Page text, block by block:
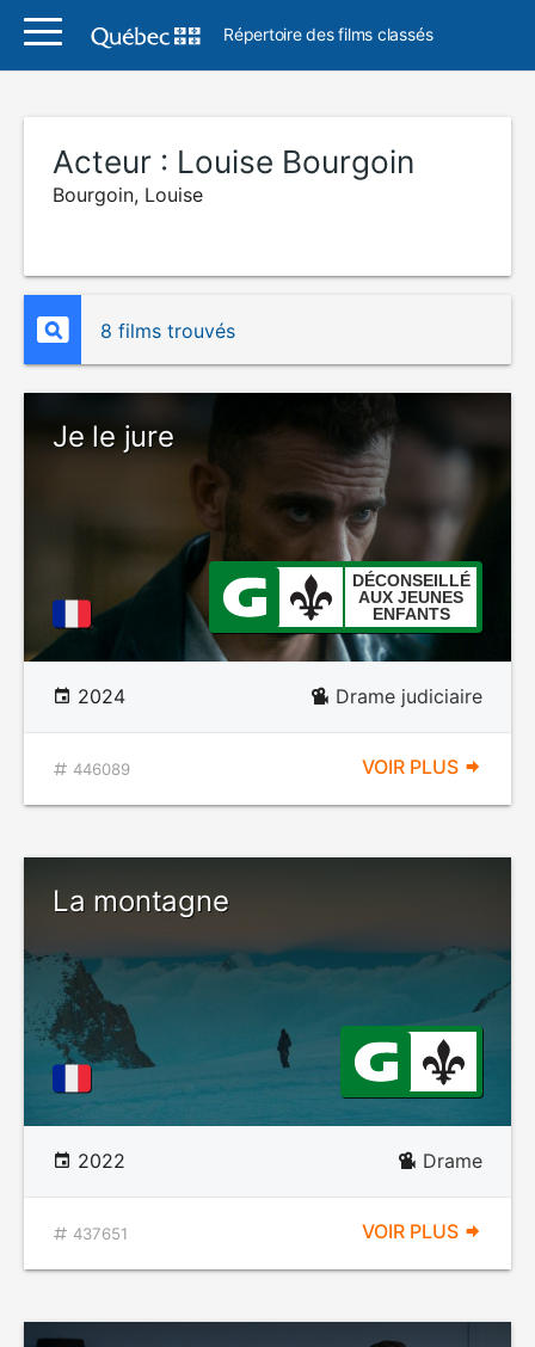
Répertoire des films classés
Acteur : Louise Bourgoin
Bourgoin, Louise
8 films trouvés
Je le jure
DÉCONSEILLÉ
AUX JEUNES
ENFANTS
2024 Drame judiciaire
446089 VOIR PLUS
La montagne
2022 Drame
437651 VOIR PLUS